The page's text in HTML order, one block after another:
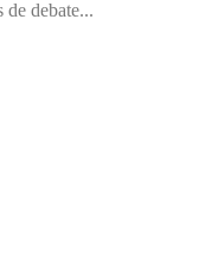
de debate...